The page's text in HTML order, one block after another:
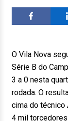
O Vila Nova
Série B do
3 a 0 nesta
rodada. O
cima do técnico
4 mil